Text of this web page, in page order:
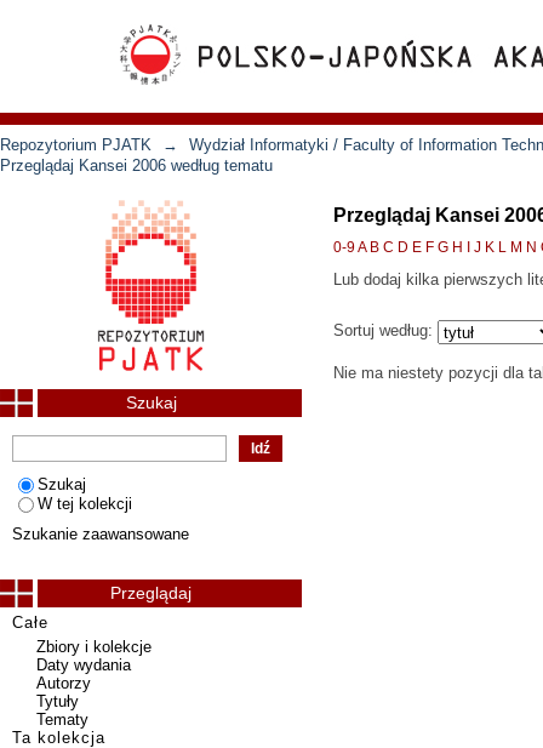
Repozytorium PJATK →
Wydział Informatyki / Faculty of Information
Przeglądaj Kansei 2006 według tematu
Przeglądaj Kansei
0-9A B C D E F G H J K L M N
Lub dodaj kilka pierwszych
Sortuj według:
Nie ma niestety pozycji dla
Szukaj
Szukaj
W tej kolekcji
Szukanie zaawansowane
Przeglądaj
Całe
Zbiory i kolekcje
Daty wydania
Autorzy
Tytuły
Tematy
Ta kolekcja